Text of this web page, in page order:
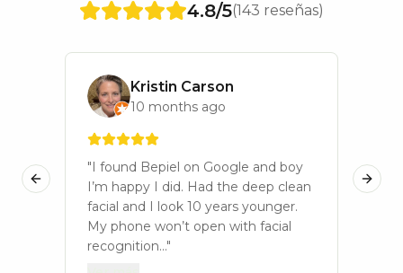
4.8/5(143 reseñas)
Kristin Carson
10 months ago
"I found Bepiel on Google and boy
I’m happy I did. Had the deep clean
facial and I look 10 years younger.
My phone won’t open with facial
recognition..."
"
Previous slide Next